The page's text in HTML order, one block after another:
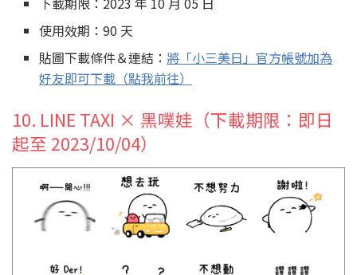
使用效期：90 天
貼圖下載條件＆連結： 將「小三美日」官方帳號加為
好友即可下載（點我前往）
10. LINE TAXI × 黑噗娃（下載期限：即日
起至 2023/10/04）